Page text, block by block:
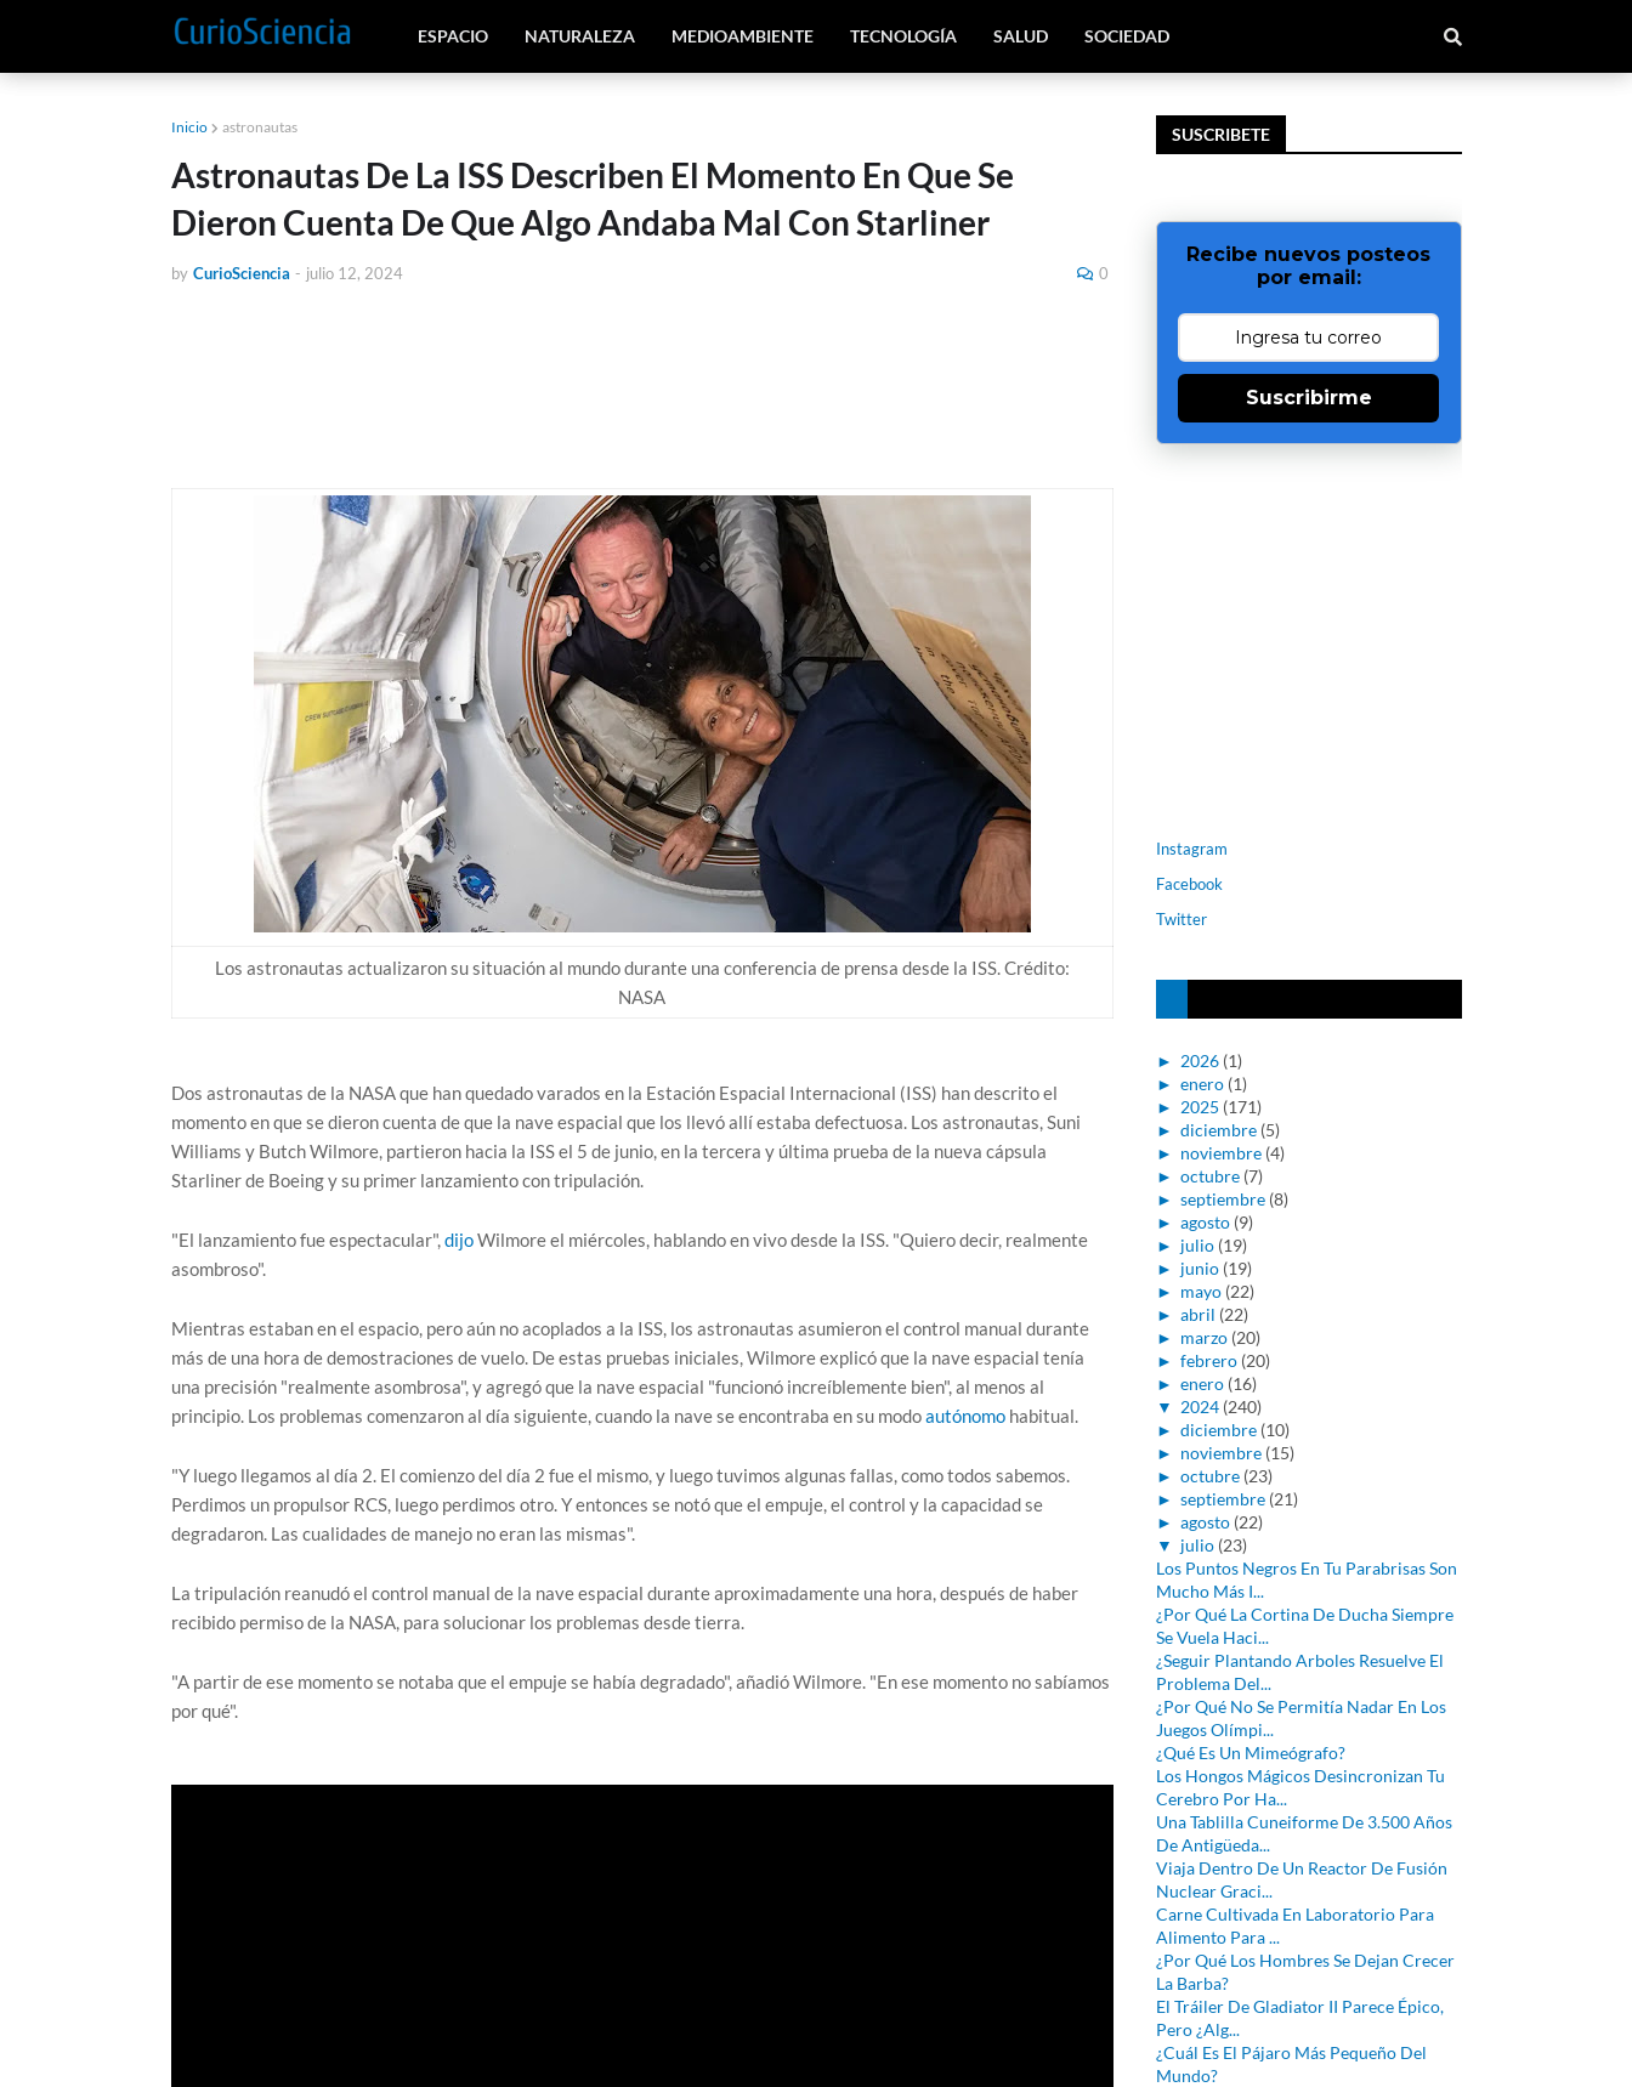
ESPACIO NATURALEZA MEDIOAMBIENTE TECNOLOGÍA SALUD SOCIEDAD
Inicio astronautas
Astronautas De La ISS Describen El Momento En Que Se
Dieron Cuenta De Que Algo Andaba Mal Con Starliner
by CurioSciencia - julio 12, 2024 0
Los astronautas actualizaron su situación al mundo durante una conferencia de prensa desde la ISS. Crédito:
NASA
Dos astronautas de la NASA que han quedado varados en la Estación Espacial Internacional (ISS) han descrito el
momento en que se dieron cuenta de que la nave espacial que los llevó allí estaba defectuosa. Los astronautas, Suni
Williams y Butch Wilmore, partieron hacia la ISS el 5 de junio, en la tercera y última prueba de la nueva cápsula
Starliner de Boeing y su primer lanzamiento con tripulación.
"El lanzamiento fue espectacular",dijoWilmore el miércoles, hablando en vivo desde la ISS. "Quiero decir, realmente
asombroso".
Mientras estaban en el espacio, pero aún no acoplados a la ISS, los astronautas asumieron el control manual durante
más de una hora de demostraciones de vuelo. De estas pruebas iniciales, Wilmore explicó que la nave espacial tenía
una precisión "realmente asombrosa", y agregó que la nave espacial "funcionó increíblemente bien", al menos al
principio. Los problemas comenzaron al día siguiente, cuando la nave se encontraba en su modoautónomohabitual.
"Y luego llegamos al día 2. El comienzo del día 2 fue el mismo, y luego tuvimos algunas fallas, como todos sabemos.
Perdimos un propulsor RCS, luego perdimos otro. Y entonces se notó que el empuje, el control y la capacidad se
degradaron. Las cualidades de manejo no eran las mismas".
La tripulación reanudó el control manual de la nave espacial durante aproximadamente una hora, después de haber
recibido permiso de la NASA, para solucionar los problemas desde tierra.
"A partir de ese momento se notaba que el empuje se había degradado", añadió Wilmore. "En ese momento no sabíamos
por qué".
SUSCRIBETE
Recibe nuevos posteos
por email:
Suscribirme
Instagram
Facebook
Twitter
► 2026 (1)
► enero (1)
► 2025 (171)
► diciembre (5)
► noviembre (4)
► octubre (7)
► septiembre (8)
► agosto (9)
► julio (19)
► junio (19)
► mayo (22)
► abril (22)
► marzo (20)
► febrero (20)
► enero (16)
▼ 2024 (240)
► diciembre (10)
► noviembre (15)
► octubre (23)
► septiembre (21)
► agosto (22)
▼ julio (23)
Los Puntos Negros En Tu Parabrisas Son
Mucho Más I...
¿Por Qué La Cortina De Ducha Siempre
Se Vuela Haci...
¿Seguir Plantando Arboles Resuelve El
Problema Del...
¿Por Qué No Se Permitía Nadar En Los
Juegos Olímpi...
¿Qué Es Un Mimeógrafo?
Los Hongos Mágicos Desincronizan Tu
Cerebro Por Ha...
Una Tablilla Cuneiforme De 3.500 Años
De Antigüeda...
Viaja Dentro De Un Reactor De Fusión
Nuclear Graci...
Carne Cultivada En Laboratorio Para
Alimento Para ...
¿Por Qué Los Hombres Se Dejan Crecer
La Barba?
El Tráiler De Gladiator II Parece Épico,
Pero ¿Alg...
¿Cuál Es El Pájaro Más Pequeño Del
Mundo?